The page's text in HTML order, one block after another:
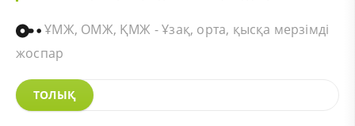
ҰМЖ, ОМЖ, ҚМЖ - Ұзақ, орта, қысқа мерзімді
жоспар
ТОЛЫҚ